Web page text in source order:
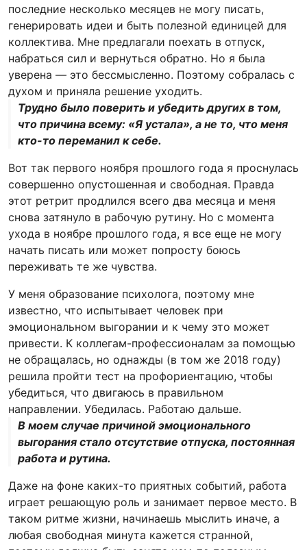
последние несколько месяцев не могу писать,
генерировать идеи и быть полезной единицей для
коллектива. Мне предлагали поехать в отпуск,
набраться сил и вернуться обратно. Но я была
уверена — это бессмысленно. Поэтому собралась с
духом и приняла решение уходить.
Трудно было поверить и убедить других в том,
что причина всему: «Я устала», а не то, что меня
кто-то переманил к себе.
Вот так первого ноября прошлого года я проснулась
совершенно опустошенная и свободная. Правда
этот ретрит продлился всего два месяца и меня
снова затянуло в рабочую рутину. Но с момента
ухода в ноябре прошлого года, я все еще не могу
начать писать или может попросту боюсь
переживать те же чувства.
У меня образование психолога, поэтому мне
известно, что испытывает человек при
эмоциональном выгорании и к чему это может
привести. К коллегам-профессионалам за помощью
не обращалась, но однажды (в том же 2018 году)
решила пройти тест на профориентацию, чтобы
убедиться, что двигаюсь в правильном
направлении. Убедилась. Работаю дальше.
В моем случае причиной эмоционального
выгорания стало отсутствие отпуска, постоянная
работа и рутина.
Даже на фоне каких-то приятных событий, работа
играет решающую роль и занимает первое место. В
таком ритме жизни, начинаешь мыслить иначе, а
любая свободная минута кажется странной,